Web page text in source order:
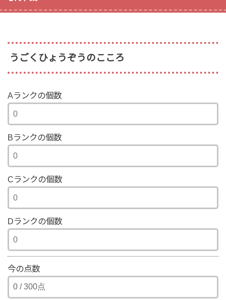
うごくひょうぞうのこころ
Aランクの個数
Bランクの個数
Cランクの個数
Dランクの個数
今の点数